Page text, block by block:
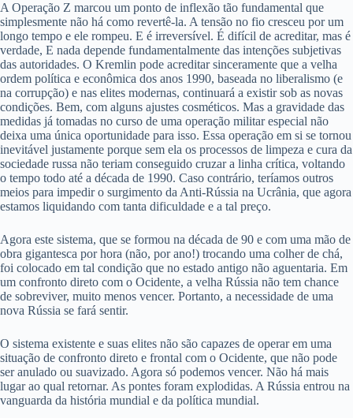
A Operação Z marcou um ponto de inflexão tão fundamental que
simplesmente não há como revertê-la. A tensão no fio cresceu por um
longo tempo e ele rompeu. E é irreversível. É difícil de acreditar, mas é
verdade, E nada depende fundamentalmente das intenções subjetivas
das autoridades. O Kremlin pode acreditar sinceramente que a velha
ordem política e econômica dos anos 1990, baseada no liberalismo (e
na corrupção) e nas elites modernas, continuará a existir sob as novas
condições. Bem, com alguns ajustes cosméticos. Mas a gravidade das
medidas já tomadas no curso de uma operação militar especial não
deixa uma única oportunidade para isso. Essa operação em si se tornou
inevitável justamente porque sem ela os processos de limpeza e cura da
sociedade russa não teriam conseguido cruzar a linha crítica, voltando
o tempo todo até a década de 1990. Caso contrário, teríamos outros
meios para impedir o surgimento da Anti-Rússia na Ucrânia, que agora
estamos liquidando com tanta dificuldade e a tal preço.
Agora este sistema, que se formou na década de 90 e com uma mão de
obra gigantesca por hora (não, por ano!) trocando uma colher de chá,
foi colocado em tal condição que no estado antigo não aguentaria. Em
um confronto direto com o Ocidente, a velha Rússia não tem chance
de sobreviver, muito menos vencer. Portanto, a necessidade de uma
nova Rússia se fará sentir.
O sistema existente e suas elites não são capazes de operar em uma
situação de confronto direto e frontal com o Ocidente, que não pode
ser anulado ou suavizado. Agora só podemos vencer. Não há mais
lugar ao qual retornar. As pontes foram explodidas. A Rússia entrou na
vanguarda da história mundial e da política mundial.